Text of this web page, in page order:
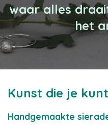
waar alles
het
Kunst die je kunt
Handgemaakte